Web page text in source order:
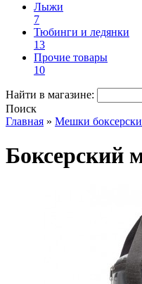
Лыжи
7
Тюбинги и ледянки
13
Прочие товары
10
Найти в магазине:
Поиск
Главная » Мешки
Боксерский